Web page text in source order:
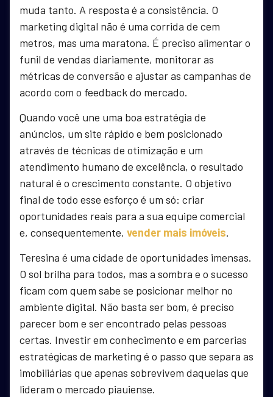
muda tanto. A resposta é a consistência. O
marketing digital não é uma corrida de cem
metros, mas uma maratona. É preciso alimentar o
funil de vendas diariamente, monitorar as
métricas de conversão e ajustar as campanhas de
acordo com o feedback do mercado.
Quando você une uma boa estratégia de
anúncios, um site rápido e bem posicionado
através de técnicas de otimização e um
atendimento humano de excelência, o resultado
natural é o crescimento constante. O objetivo
final de todo esse esforço é um só: criar
oportunidades reais para a sua equipe comercial
e, consequentemente, vender mais imóveis.
Teresina é uma cidade de oportunidades imensas.
O sol brilha para todos, mas a sombra e o sucesso
ficam com quem sabe se posicionar melhor no
ambiente digital. Não basta ser bom, é preciso
parecer bom e ser encontrado pelas pessoas
certas. Investir em conhecimento e em parcerias
estratégicas de marketing é o passo que separa as
imobiliárias que apenas sobrevivem daquelas que
lideram o mercado piauiense.